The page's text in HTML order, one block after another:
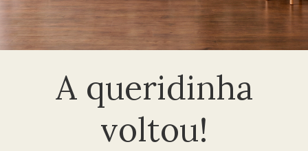
A queridinha
voltou!